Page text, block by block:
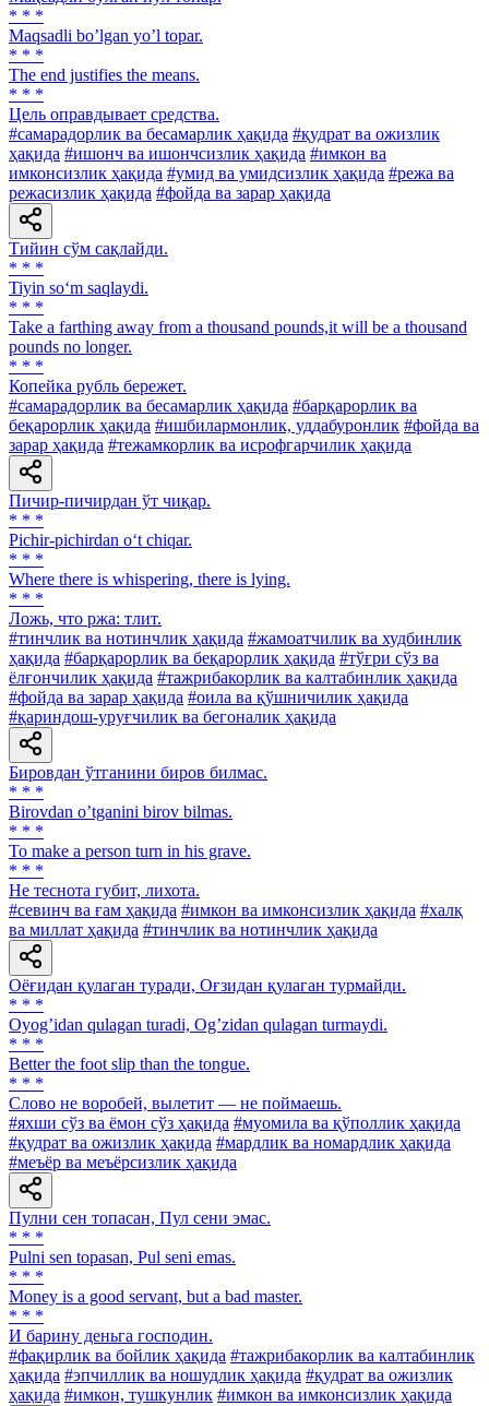
* * *
Maqsadli boʼlgan yoʼl topar.
* * *
The end justifies the means.
* * *
Цель оправдывает средства.
#самарадорлик ва бесамарлик ҳақида #қудрат ва ожизлик
ҳақида #ишонч ва ишончсизлик ҳақида #имкон ва
имконсизлик ҳақида #умид ва умидсизлик ҳақида #режа ва
режасизлик ҳақида #фойда ва зарар ҳақида
Тийин сўм сақлайди.
* * *
Tiyin so‘m saqlaydi.
* * *
Take a farthing away from a thousand pounds,it will be a thousand
pounds no longer.
* * *
Копейка рубль бережет.
#самарадорлик ва бесамарлик ҳақида #барқарорлик ва
беқарорлик ҳақида #ишбилармонлик, уддабуронлик #фойда ва
зарар ҳақида #тежамкорлик ва исрофгарчилик ҳақида
Пичир-пичирдан ўт чиқар.
* * *
Pichir-pichirdan o‘t chiqar.
* * *
Where there is whispering, there is lying.
* * *
Ложь, что ржа: тлит.
#тинчлик ва нотинчлик ҳақида #жамоатчилик ва худбинлик
ҳақида #барқарорлик ва беқарорлик ҳақида #тўғри сўз ва
ёлғончилик ҳақида #тажрибакорлик ва калтабинлик ҳақида
#фойда ва зарар ҳақида #оила ва қўшничилик ҳақида
#қариндош-уруғчилик ва бегоналик ҳақида
Бировдан ўтганини биров билмас.
* * *
Birovdan oʼtganini birov bilmas.
* * *
To make a person turn in his grave.
* * *
He теснота губит, лихота.
#севинч ва ғам ҳақида #имкон ва имконсизлик ҳақида #халқ
ва миллат ҳақида #тинчлик ва нотинчлик ҳақида
Оёғидан қулаган туради, Оғзидан қулаган турмайди.
* * *
Oyogʼidan qulagan turadi, Ogʼzidan qulagan turmaydi.
* * *
Better the foot slip than the tongue.
* * *
Слово не воробей, вылетит — не поймаешь.
#яхши сўз ва ёмон сўз ҳақида #муомила ва қўполлик ҳақида
#қудрат ва ожизлик ҳақида #мардлик ва номардлик ҳақида
#меъёр ва меъёрсизлик ҳақида
Пулни сен топасан, Пул сени эмас.
* * *
Pulni sen topasan, Pul seni emas.
* * *
Money is a good servant, but a bad master.
* * *
И барину деньга господин.
#фақирлик ва бойлик ҳақида #тажрибакорлик ва калтабинлик
ҳақида #эпчиллик ва ношудлик ҳақида #қудрат ва ожизлик
ҳақида #имкон, тушкунлик #имкон ва имконсизлик ҳақида